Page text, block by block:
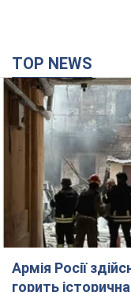
TOP NEWS
Армія Росії
горить